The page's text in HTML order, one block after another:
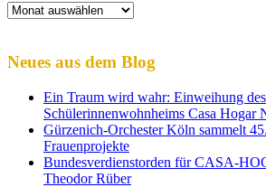
Archiv
Neues aus dem Blog
Ein Traum wird wahr: Einweihung des
Schülerinnenwohnheims Casa Hogar
Gürzenich-Orchester Köln sammelt
Frauenprojekte
Bundesverdienstorden für CASA-
Theodor Rüber